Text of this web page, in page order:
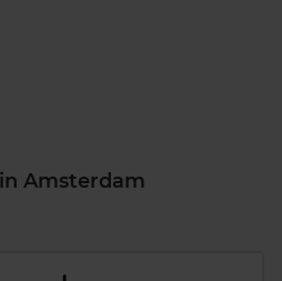
Amsterdam